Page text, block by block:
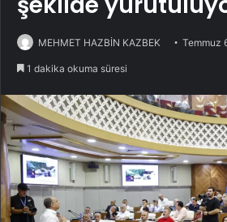
MEHMET HAZBİN KAZBEK Temmuz
1 dakika okuma süresi